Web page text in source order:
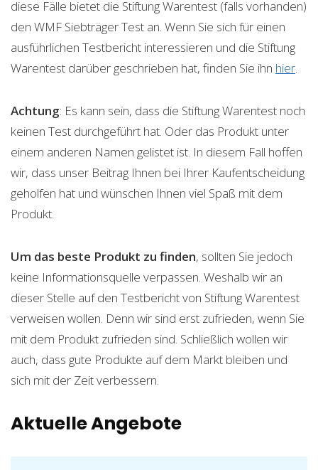
diese Fälle bietet die Stiftung Warentest (falls vorhanden)
den WMF Siebträger Test an. Wenn Sie sich für einen
ausführlichen Testbericht interessieren und die Stiftung
Warentest darüber geschrieben hat, finden Sie ihn hier.
Achtung: Es kann sein, dass die Stiftung Warentest noch
keinen Test durchgeführt hat. Oder das Produkt unter
einem anderen Namen gelistet ist. In diesem Fall hoffen
wir, dass unser Beitrag Ihnen bei Ihrer Kaufentscheidung
geholfen hat und wünschen Ihnen viel Spaß mit dem
Produkt.
Um das beste Produkt zu finden, sollten Sie jedoch
keine Informationsquelle verpassen. Weshalb wir an
dieser Stelle auf den Testbericht von Stiftung Warentest
verweisen wollen. Denn wir sind erst zufrieden, wenn Sie
mit dem Produkt zufrieden sind. Schließlich wollen wir
auch, dass gute Produkte auf dem Markt bleiben und
sich mit der Zeit verbessern.
Aktuelle Angebote